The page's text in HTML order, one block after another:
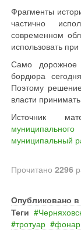
Фрагменты
частично
современном
использовать
Само
бордюра
Поэтому
власти
Источник
муниципальный
Прочитано 2296
Опубликовано в
Теги
тротуар